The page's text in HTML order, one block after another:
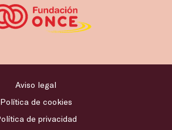
Aviso legal
Política de cookies
de privacidad